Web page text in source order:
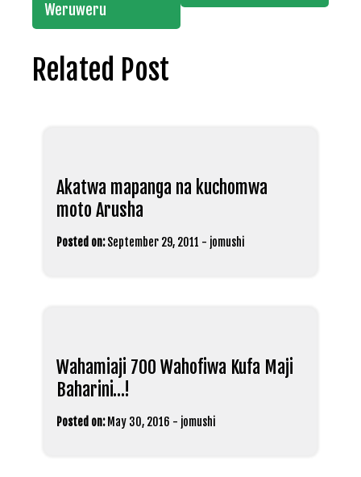
Weruweru
Related Post
Akatwa mapanga na kuchomwa
moto Arusha
Posted on: September 29, 2011 - jomushi
Wahamiaji 700 Wahofiwa Kufa Maji
Baharini…!
Posted on: May 30, 2016 - jomushi